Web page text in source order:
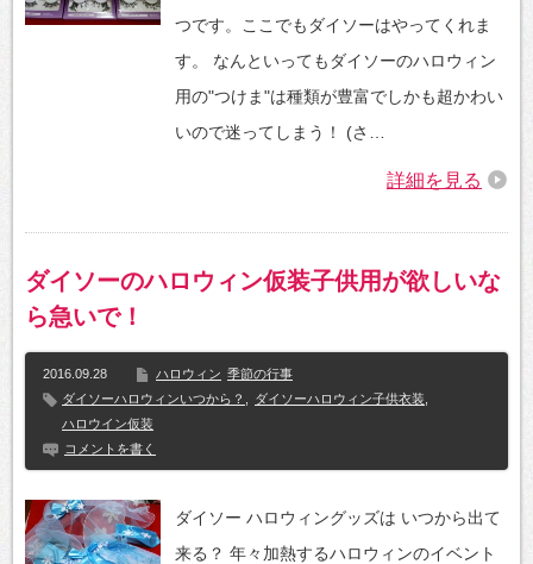
つです。ここでもダイソーはやってくれま
す。 なんといってもダイソーのハロウィン
用の"つけま"は種類が豊富でしかも超かわい
いので迷ってしまう！ (さ…
詳細を見る
ダイソーのハロウィン仮装子供用が欲しいな
ら急いで！
2016.09.28 ハロウィン 季節の行事
ダイソーハロウィンいつから？
ダイソーハロウィン子供衣装
ハロウイン仮装
コメントを書く
ダイソー ハロウィングッズは いつから出て
来る？ 年々加熱するハロウィンのイベント